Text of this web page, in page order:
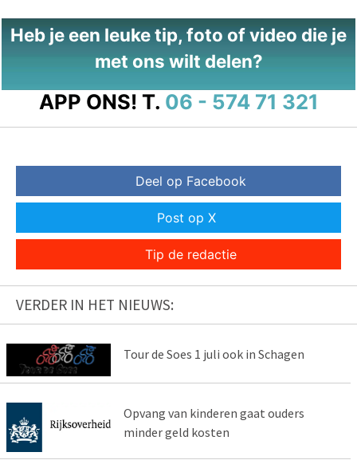
Heb je een leuke tip, foto of video die je
met ons wilt delen?
APP ONS! T. 06 - 574 71 321
Deel op Facebook
Post op X
Tip de redactie
VERDER IN HET NIEUWS:
Tour de Soes 1 juli ook in Schagen
Opvang van kinderen gaat ouders
minder geld kosten